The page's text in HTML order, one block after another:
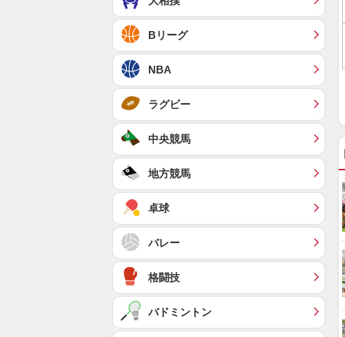
Bリーグ
NBA
ラグビー
中央競馬
地方競馬
卓球
バレー
格闘技
バドミントン